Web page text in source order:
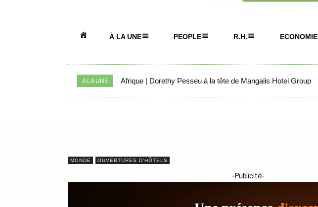
C
À LA UNE PEOPLE R.H. ECONOMIE
A LA UNE Afrique | Dorethy Pesseu à la tête de Mangalis Hotel Group
MONDE OUVERTURES D'HÔTELS
-Publicité-